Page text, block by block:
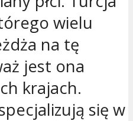
wielu
na tę
jest ona
krajach.
się w